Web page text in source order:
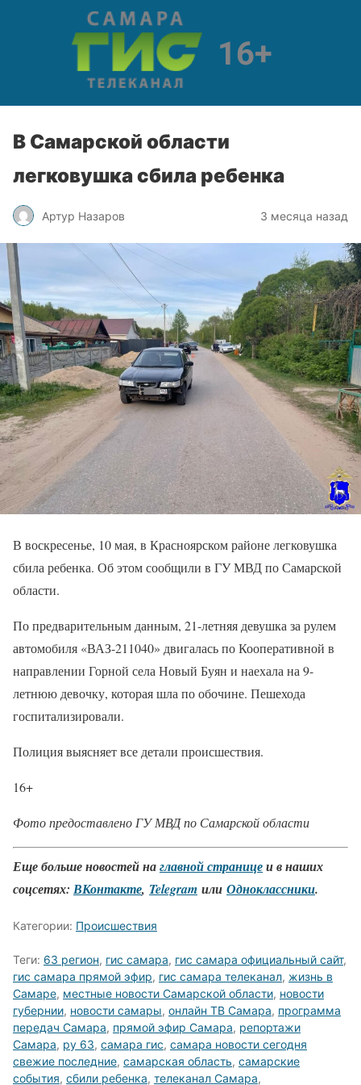
В Самарской области
легковушка сбила ребенка
Артур Назаров 3 месяца назад
В воскресенье, 10 мая, в Красноярском районе легковушка
сбила ребенка. Об этом сообщили в ГУ МВД по Самарской
области.
По предварительным данным, 21-летняя девушка за рулем
автомобиля «ВАЗ-211040» двигалась по Кооперативной в
направлении Горной села Новый Буян и наехала на 9-
летнюю девочку, которая шла по обочине. Пешехода
госпитализировали.
Полиция выясняет все детали происшествия.
16+
Фото предоставлено ГУ МВД по Самарской области
Еще больше новостей наглавной страницеи в наших
соцсетях: ВКонтакте, Telegram или Одноклассники.
Категории: Происшествия
Теги: 63 регион, гис самара, гис самара официальный сайт,
гис самара прямой эфир, гис самара телеканал, жизнь в
Самаре, местные новости Самарской области, новости
губернии, новости самары, онлайн ТВ Самара, программа
передач Самара, прямой эфир Самара, репортажи
Самара, ру 63, самара гис, самара новости сегодня
свежие последние, самарская область, самарские
события, сбили ребенка, телеканал Самара,